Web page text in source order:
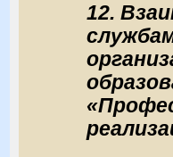
12.